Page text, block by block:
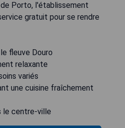
Porto, l'établissement
gratuit pour se rendre
fleuve Douro
relaxante
variés
une cuisine fraîchement
le centre-ville